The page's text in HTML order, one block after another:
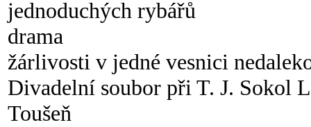
jednoduchých rybářů
drama
žárlivosti v jedné vesnici
Divadelní soubor při T. J. Sokol
Toušeň